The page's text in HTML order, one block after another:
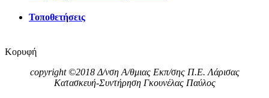
Τοποθετήσεις
Κορυφή
copyright ©2018 Δ/νση Α/θμιας Εκπ/σης Π.Ε. Λάρισας
Κατασκευή-Συντήρηση Γκουνέλας Παύλος